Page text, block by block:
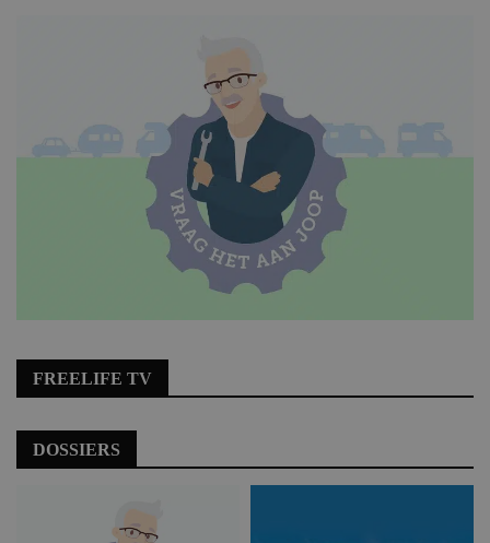
FREELIFE TV
DOSSIERS